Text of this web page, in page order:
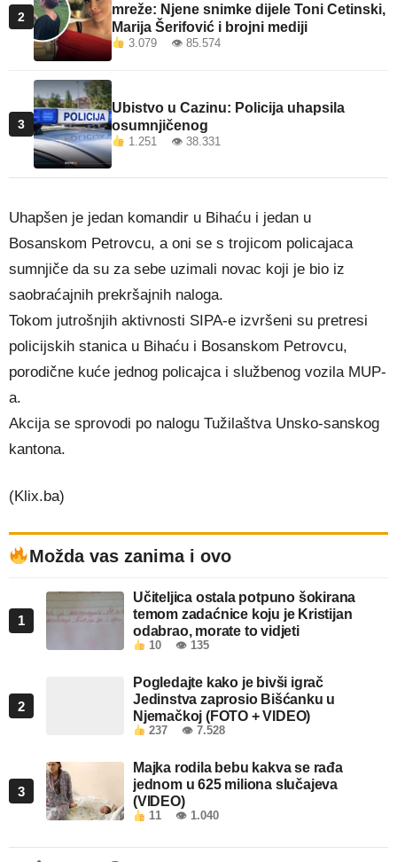
2
mreže: Njene snimke dijele Toni Cetinski,
Marija Šerifović i brojni mediji
3.079 👁 85.574
3
Ubistvo u Cazinu: Policija uhapsila
osumnjičenog
1.251 👁 38.331
Uhapšen je jedan komandir u Bihaću i jedan u
Bosanskom Petrovcu, a oni se s trojicom policajaca
sumnjiče da su za sebe uzimali novac koji je bio iz
saobraćajnih prekršajnih naloga.
Tokom jutrošnjih aktivnosti SIPA-e izvršeni su pretresi
policijskih stanica u Bihaću i Bosanskom Petrovcu,
porodične kuće jednog policajca i službenog vozila MUP-
a.
Akcija se sprovodi po nalogu Tužilaštva Unsko-sanskog
kantona.
(Klix.ba)
Možda vas zanima i ovo
1
Učiteljica ostala potpuno šokirana
temom zadaćnice koju je Kristijan
odabrao, morate to vidjeti
10 👁 135
2
Pogledajte kako je bivši igrač
Jedinstva zaprosio Bišćanku u
Njemačkoj (FOTO + VIDEO)
237 👁 7.528
3
Majka rodila bebu kakva se rađa
jednom u 625 miliona slučajeva
(VIDEO)
11 👁 1.040